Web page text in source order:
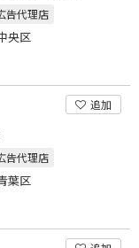
告代理店
央区
追加
告代理店
葉区